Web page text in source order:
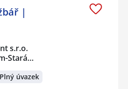
|
s.r.o.
Stará…
Plný úvazek